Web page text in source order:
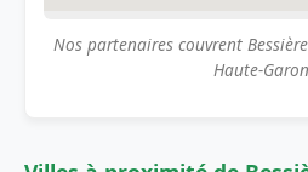
Nos partenaires couvrent
Haute-